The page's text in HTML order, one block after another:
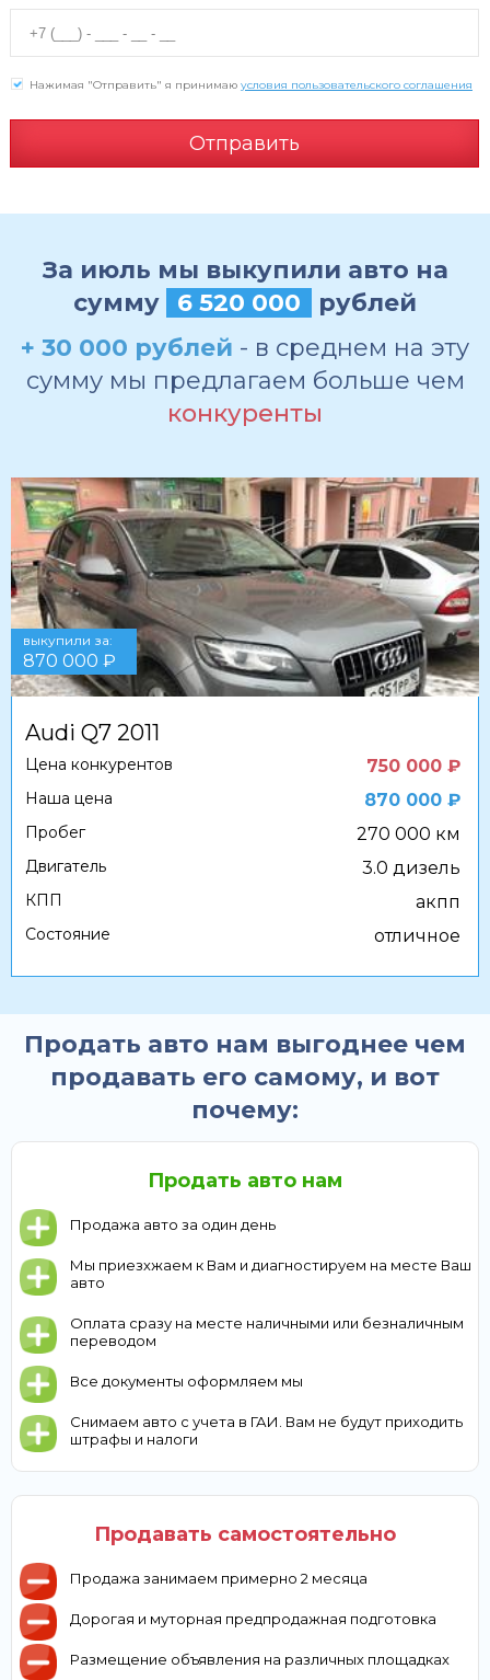
Отправить
Нажимая "Отправить" я принимаю условия пользовательского соглашения
За июль мы выкупили авто на
сумму
6 520 000
рублей
+ 30 000 рублей - в среднем на эту
сумму мы предлагаем больше чем
конкуренты
выкупили за:
870 000 ₽
Audi Q7 2011
Цена конкурентов 750 000 ₽
Наша цена 870 000 ₽
Пробег 270 000 км
Двигатель 3.0 дизель
КПП акпп
Состояние отличное
Продать авто нам выгоднее чем
продавать его самому, и вот
почему:
Продать авто нам
Продажа авто за один день
Мы приезхжаем к Вам и диагностируем на месте Ваш
авто
Оплата сразу на месте наличными или безналичным
переводом
Все документы оформляем мы
Снимаем авто с учета в ГАИ. Вам не будут приходить
штрафы и налоги
Продавать самостоятельно
Продажа занимаем примерно 2 месяца
Дорогая и муторная предпродажная подготовка
Размещение объявления на различных площадках